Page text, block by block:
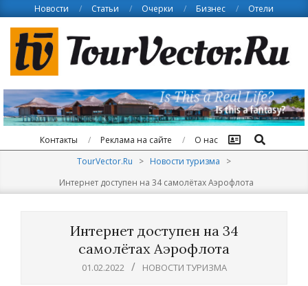
content
Новости Статьи Очерки Бизнес Отели
Контакты Реклама на сайте О нас Поиск
TourVector.Ru > Новости туризма
>
Интернет доступен на 34 самолётах Аэрофлота
Интернет доступен на 34
самолётах Аэрофлота
01.02.2022 НОВОСТИ ТУРИЗМА